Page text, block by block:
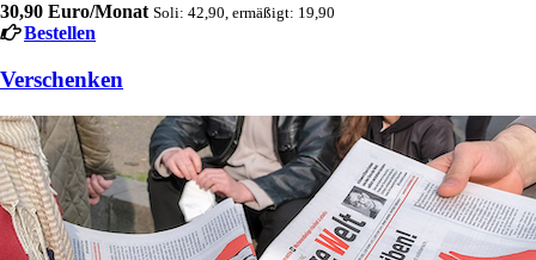
30,90 Euro/Monat Soli: 42,90, ermäßigt: 19,90
Bestellen
Verschenken